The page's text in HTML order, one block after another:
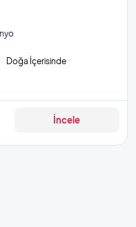
Doğa İçerisinde
İncele